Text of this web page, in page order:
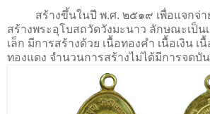
สร้างขึ้นในปี พ.ศ. ๒๕๑๙ เพื่อแจกจ่า
สร้างพระอุโบสถวัดวังมะนาว ลักษณะเป็
เล็ก มีการสร้างด้วย เนื้อทองคำ เนื้อเงิน เ
ทองแดง จำนวนการสร้างไม่ได้มีการจดบั